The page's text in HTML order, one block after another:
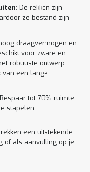
: De rekken zijn
ze bestand zijn
draagvermogen en
voor zware en
robuuste ontwerp
van een lange
tot 70% ruimte
stapelen.
een uitstekende
of als aanvulling op je